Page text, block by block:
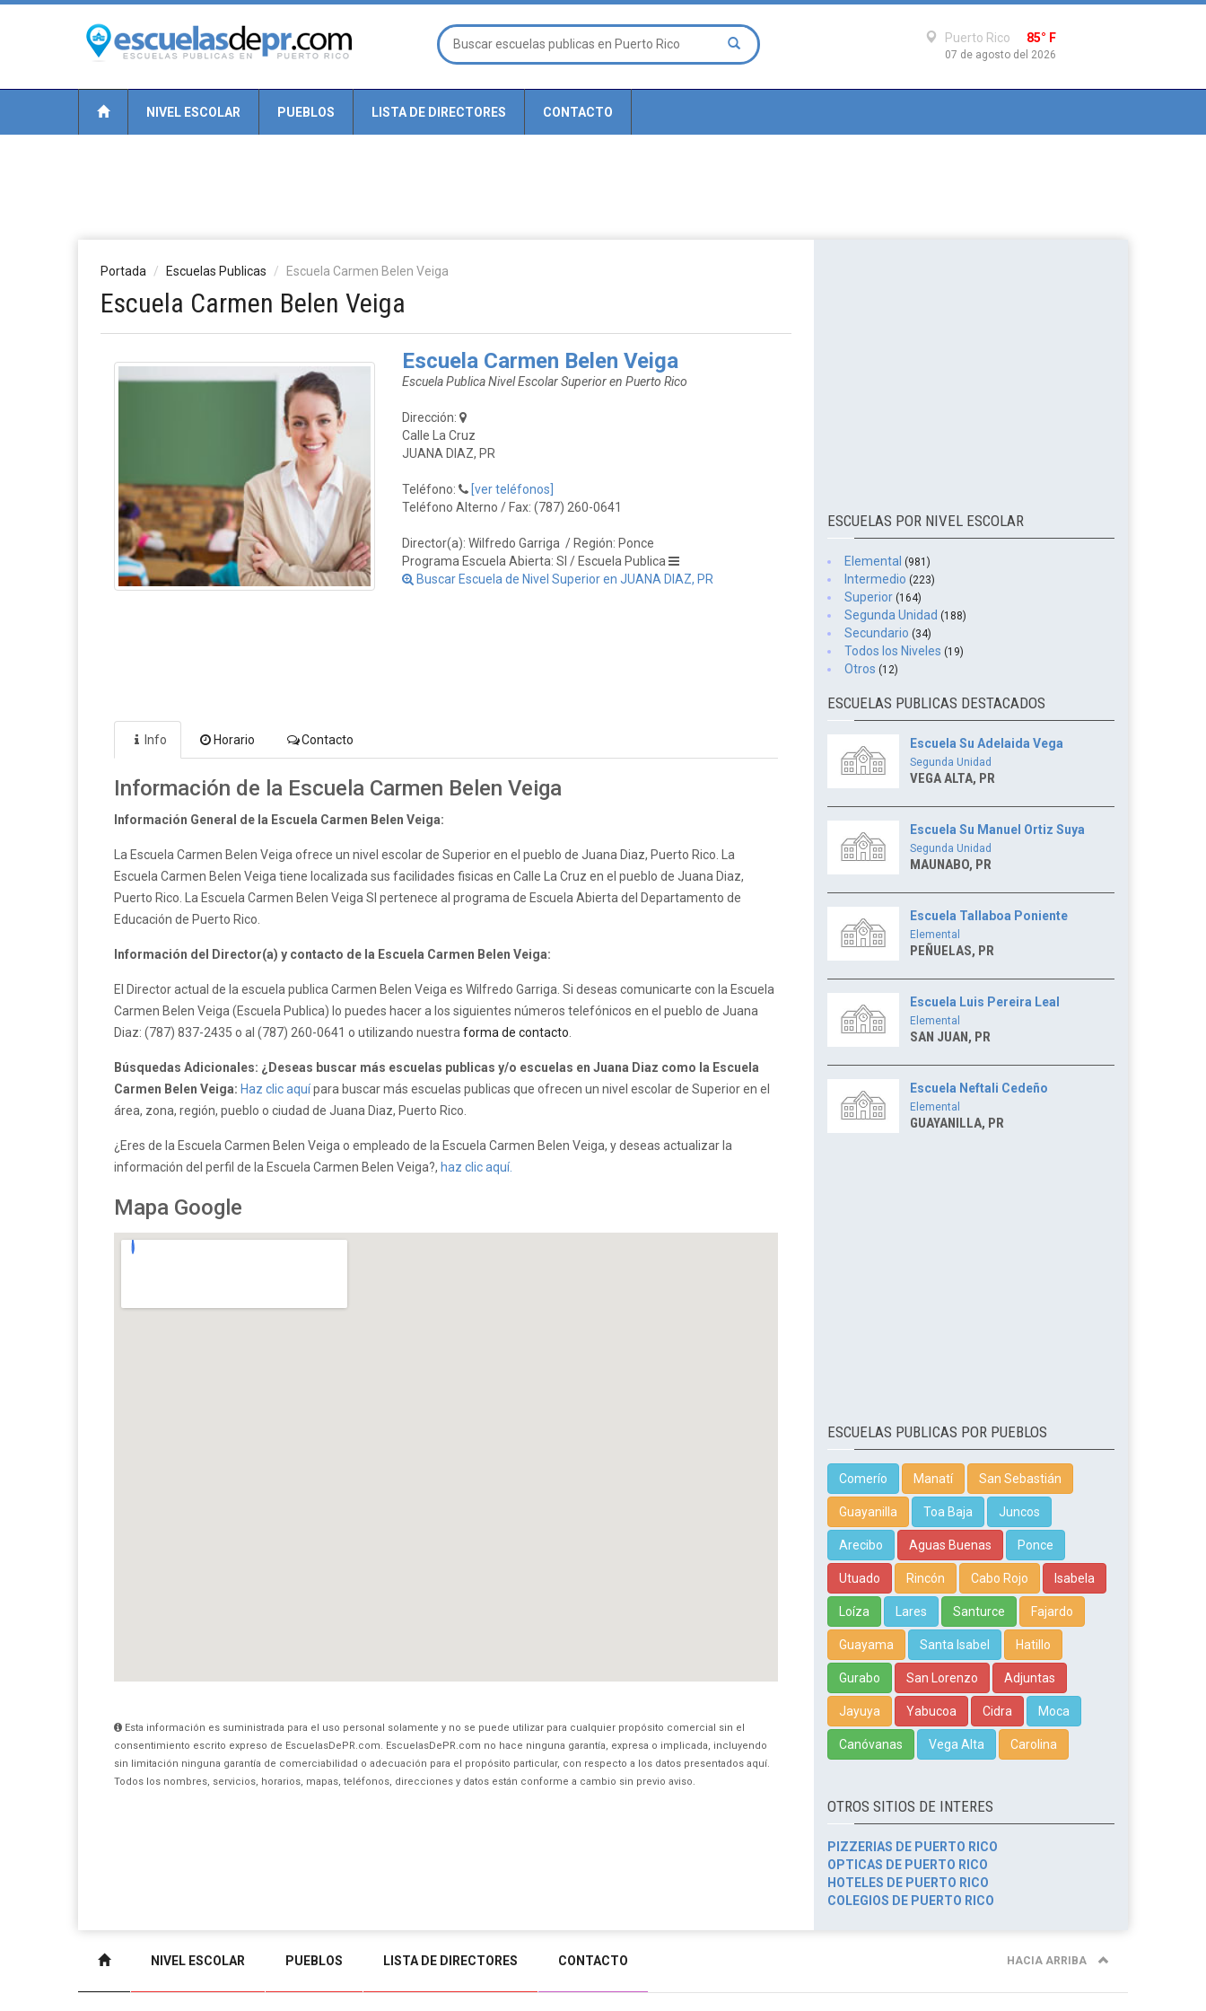
Puerto Rico 85° F
07 de agosto del 2026
NIVEL ESCOLAR PUEBLOS LISTA DE DIRECTORES CONTACTO
Portada Escuelas Publicas Escuela Carmen Belen Veiga
Escuela Carmen Belen Veiga
Escuela Carmen Belen Veiga
Escuela Publica Nivel Escolar Superior en Puerto Rico
Dirección:
Calle La Cruz
JUANA DIAZ, PR
Teléfono:
[ver teléfonos]
Teléfono Alterno / Fax: (787) 260-0641
Director(a): Wilfredo Garriga / Región: Ponce
Programa Escuela Abierta: SI / Escuela Publica
Buscar Escuela de Nivel Superior en JUANA DIAZ, PR
Info Horario Contacto
Información de la Escuela Carmen Belen Veiga
Información General de la Escuela Carmen Belen Veiga:
La Escuela Carmen Belen Veiga ofrece un nivel escolar de Superior en el pueblo de Juana Diaz, Puerto Rico. La
Escuela Carmen Belen Veiga tiene localizada sus facilidades fisicas en Calle La Cruz en el pueblo de Juana Diaz,
Puerto Rico. La Escuela Carmen Belen Veiga SI pertenece al programa de Escuela Abierta del Departamento de
Educación de Puerto Rico.
Información del Director(a) y contacto de la Escuela Carmen Belen Veiga:
El Director actual de la escuela publica Carmen Belen Veiga es Wilfredo Garriga. Si deseas comunicarte con la Escuela
Carmen Belen Veiga (Escuela Publica) lo puedes hacer a los siguientes números telefónicos en el pueblo de Juana
Diaz: (787) 837-2435 o al (787) 260-0641 o utilizando nuestra forma de contacto
Búsquedas Adicionales: ¿Deseas buscar más escuelas publicas y/o escuelas en Juana Diaz como la Escuela
Carmen Belen Veiga: Haz clic aquípara buscar más escuelas publicas que ofrecen un nivel escolar de Superior en el
área, zona, región, pueblo o ciudad de Juana Diaz, Puerto Rico.
¿Eres de la Escuela Carmen Belen Veiga o empleado de la Escuela Carmen Belen Veiga, y deseas actualizar la
información del perfil de la Escuela Carmen Belen Veiga?, haz clic aquí.
Mapa Google
Esta información es suministrada para el uso personal solamente y no se puede utilizar para cualquier propósito comercial sin el
consentimiento escrito expreso de EscuelasDePR.com. EscuelasDePR.com no hace ninguna garantía, expresa o implicada, incluyendo
sin limitación ninguna garantía de comerciabilidad o adecuación para el propósito particular, con respecto a los datos presentados aquí.
Todos los nombres, servicios, horarios, mapas, teléfonos, direcciones y datos están conforme a cambio sin previo aviso.
ESCUELAS POR NIVEL ESCOLAR
Elemental (981)
Intermedio (223)
Superior (164)
Segunda Unidad (188)
Secundario (34)
Todos los Niveles (19)
Otros (12)
ESCUELAS PUBLICAS DESTACADOS
Escuela Su Adelaida Vega
Segunda Unidad
VEGA ALTA, PR
Escuela Su Manuel Ortiz Suya
Segunda Unidad
MAUNABO, PR
Escuela Tallaboa Poniente
Elemental
PEÑUELAS, PR
Escuela Luis Pereira Leal
Elemental
SAN JUAN, PR
Escuela Neftali Cedeño
Elemental
GUAYANILLA, PR
ESCUELAS PUBLICAS POR PUEBLOS
Comerío Manatí San Sebastián
Guayanilla Toa Baja Juncos
Arecibo Aguas Buenas Ponce
Utuado Rincón Cabo Rojo Isabela
Loíza Lares Santurce Fajardo
Guayama Santa Isabel Hatillo
Gurabo San Lorenzo Adjuntas
Jayuya Yabucoa Cidra Moca
Canóvanas Vega Alta Carolina
OTROS SITIOS DE INTERES
PIZZERIAS DE PUERTO RICO
OPTICAS DE PUERTO RICO
HOTELES DE PUERTO RICO
COLEGIOS DE PUERTO RICO
NIVEL ESCOLAR PUEBLOS LISTA DE DIRECTORES CONTACTO HACIA ARRIBA